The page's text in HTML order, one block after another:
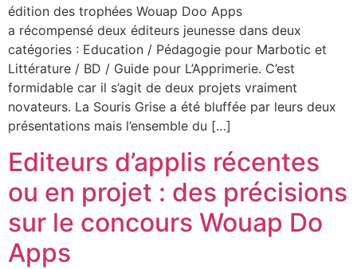
édition des trophées Wouap Doo Apps
a récompensé deux éditeurs jeunesse dans deux
catégories : Education / Pédagogie pour Marbotic et
Littérature / BD / Guide pour L’Apprimerie. C’est
formidable car il s’agit de deux projets vraiment
novateurs. La Souris Grise a été bluffée par leurs deux
présentations mais l’ensemble du […]
Editeurs d’applis récentes
ou en projet : des précisions
sur le concours Wouap Do
Apps